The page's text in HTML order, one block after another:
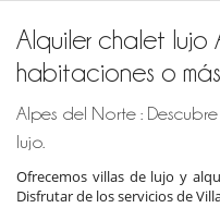
Alquiler chalet lujo
habitaciones o más
Alpes del Norte :
lujo.
Ofrecemos villas de lujo y
Disfrutar de los servicios de